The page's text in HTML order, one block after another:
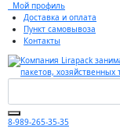
Мой профиль
Доставка и оплата
Пункт самовывоза
Контакты
8-989-265-35-35